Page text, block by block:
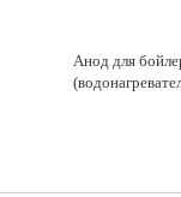
Анод для